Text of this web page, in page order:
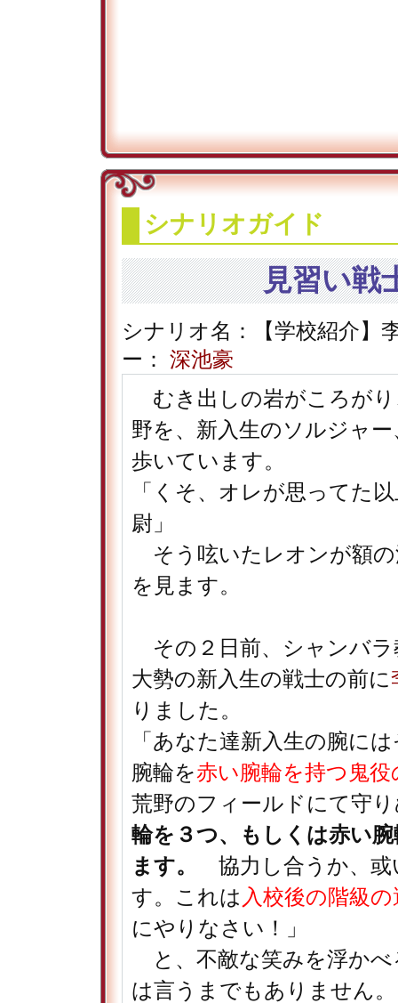
シナリオガイド
見習い戦
シナリオ名：【学校紹介】
ー： 深池豪
むき出しの岩がころが
野を、新入生のソルジャ
歩いています。
「くそ、オレが思ってた
尉」
そう呟いたレオンが額
を見ます。
その２日前、シャンバラ
大勢の新入生の戦士の前に
りました。
「あなた達新入生の腕に
腕輪を赤い腕輪を持つ鬼役
荒野のフィールドにて守
輪を３つ、もしくは赤い
ます。
協力し合うか、或
す。これは 入校後の階級
にやりなさい！」
と、不敵な笑みを浮かべ
は言うまでもありません。